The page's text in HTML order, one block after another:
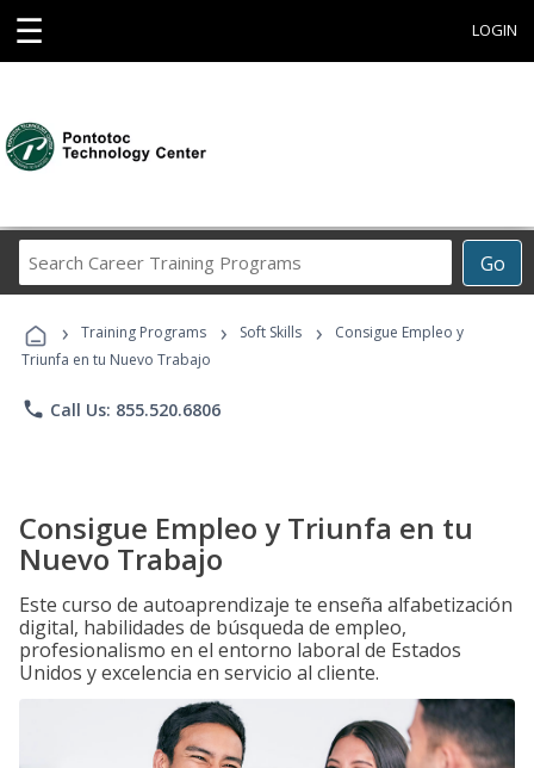
☰ LOGIN
Go
Career
Programs
› Training Programs › Soft Skills ›
Consigue Empleo y
Triunfa en tu Nuevo Trabajo
phone Call Us: 855.520.6806
Consigue Empleo y Triunfa en tu
Nuevo Trabajo
Este curso de autoaprendizaje te enseña alfabetización
digital, habilidades de búsqueda de empleo,
profesionalismo en el entorno laboral de Estados
Unidos y excelencia en servicio al cliente.